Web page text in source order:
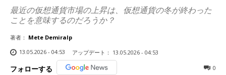
最近の仮想通貨市場の上昇は、仮想通貨の冬が終わった
ことを意味するのだろうか？
著者： Mete Demiralp
13.05.2026 - 04:53
アップデート： 13.05.2026 - 04:53
フォローする 0